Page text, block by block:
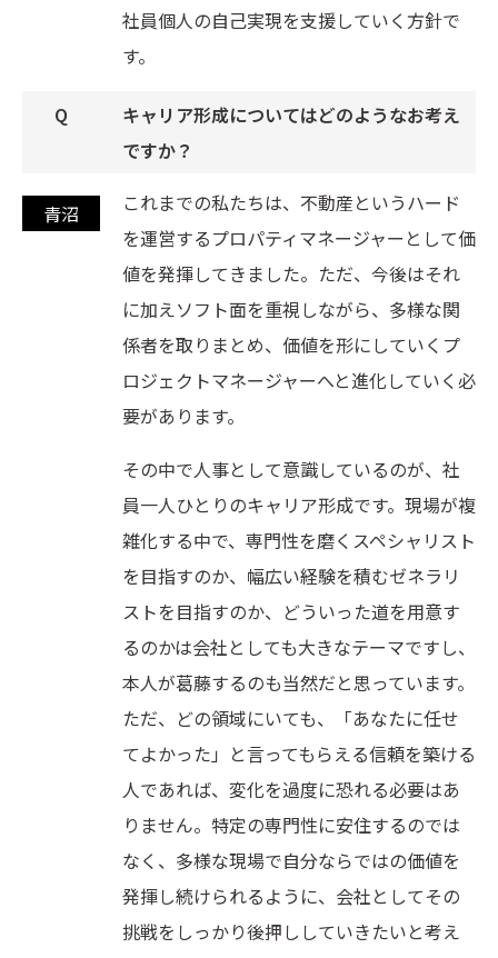
社員個人の自己実現を支援していく方針で
す。
キャリア形成についてはどのようなお考え
ですか？
これまでの私たちは、不動産というハード
を運営するプロパティマネージャーとして価
値を発揮してきました。ただ、今後はそれ
に加えソフト面を重視しながら、多様な関
係者を取りまとめ、価値を形にしていくプ
ロジェクトマネージャーへと進化していく必
要があります。
その中で人事として意識しているのが、社
員一人ひとりのキャリア形成です。現場が複
雑化する中で、専門性を磨くスペシャリスト
を目指すのか、幅広い経験を積むゼネラリ
ストを目指すのか、どういった道を用意す
るのかは会社としても大きなテーマですし、
本人が葛藤するのも当然だと思っています。
ただ、どの領域にいても、「あなたに任せ
てよかった」と言ってもらえる信頼を築ける
人であれば、変化を過度に恐れる必要はあ
りません。特定の専門性に安住するのでは
なく、多様な現場で自分ならではの価値を
発揮し続けられるように、会社としてその
挑戦をしっかり後押ししていきたいと考え